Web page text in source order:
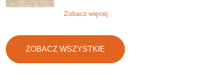
Zobacz więcej
ZOBACZ WSZYSTKIE